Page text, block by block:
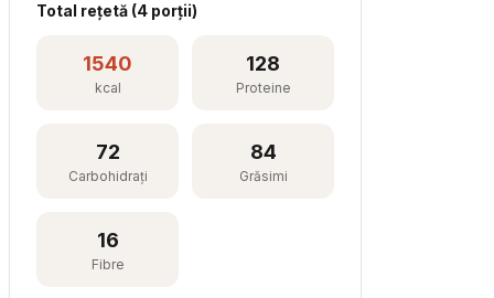
Total rețetă (4 porții)
1540
kcal
128
Proteine
72
Carbohidrați
84
Grăsimi
16
Fibre